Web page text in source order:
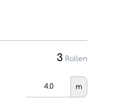
3 Rollen
m